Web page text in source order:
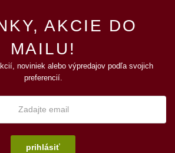
AKCIE DO
MAILU!
noviniek alebo výpredajov podľa svojich
preferencií.
prihlásiť